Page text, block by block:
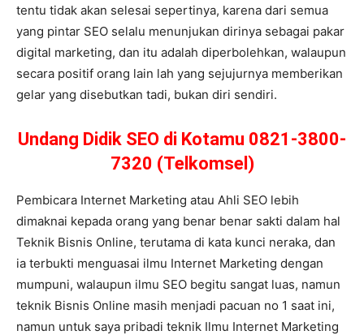
tentu tidak akan selesai sepertinya, karena dari semua
yang pintar SEO selalu menunjukan dirinya sebagai pakar
digital marketing, dan itu adalah diperbolehkan, walaupun
secara positif orang lain lah yang sejujurnya memberikan
gelar yang disebutkan tadi, bukan diri sendiri.
Undang Didik SEO di Kotamu 0821-3800-
7320 (Telkomsel)
Pembicara Internet Marketing atau Ahli SEO lebih
dimaknai kepada orang yang benar benar sakti dalam hal
Teknik Bisnis Online, terutama di kata kunci neraka, dan
ia terbukti menguasai ilmu Internet Marketing dengan
mumpuni, walaupun ilmu SEO begitu sangat luas, namun
teknik Bisnis Online masih menjadi pacuan no 1 saat ini,
namun untuk saya pribadi teknik Ilmu Internet Marketing